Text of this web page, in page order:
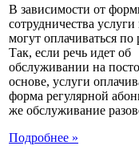
В зависимости от
сотрудничества
могут оплачиваться по
Так, если речь идет об
обслуживании на
основе, услуги
форма регулярной
же обслуживание
Подробнее »